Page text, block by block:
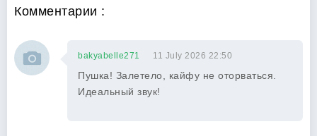
Комментарии :
bakyabelle271 11 July 2026 22:50
Пушка! Залетело, кайфу не оторваться.
Идеальный звук!